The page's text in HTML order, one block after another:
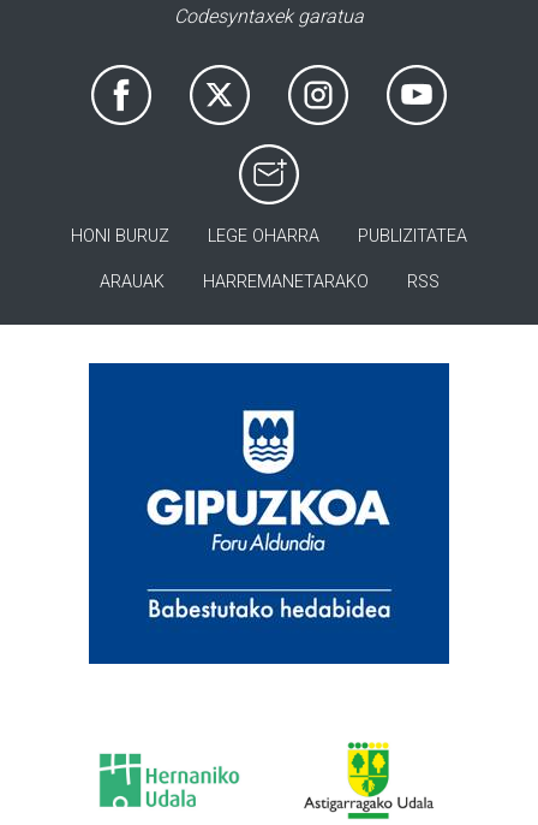
Codesyntaxek garatua
HONI BURUZ LEGE OHARRA PUBLIZITATEA
ARAUAK HARREMANETARAKO RSS